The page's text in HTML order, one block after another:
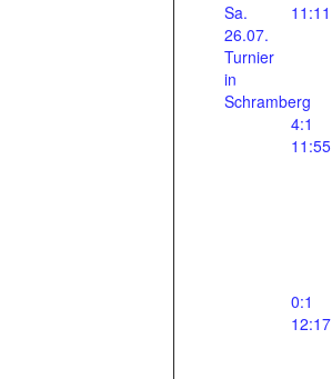
Sa.
26.07.
Turnier
in
Schramberg
11:11
4:1
11:55
0:1
12:17